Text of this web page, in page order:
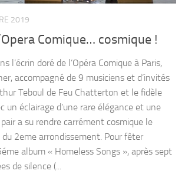
2019
Comique… cosmique !
l’écrin doré de l’Opéra Comique à Paris,
accompagné de 9 musiciens et d’invités
Teboul de Feu Chatterton et le fidèle
un éclairage d’une rare élégance et une
a su rendre carrément cosmique le
2eme arrondissement. Pour fêter
album « Homeless Songs », après sept
de silence (...